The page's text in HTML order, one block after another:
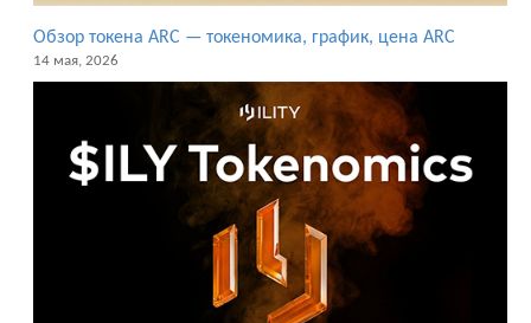
Обзор токена ARC — токеномика, график, цена ARC
14 мая, 2026